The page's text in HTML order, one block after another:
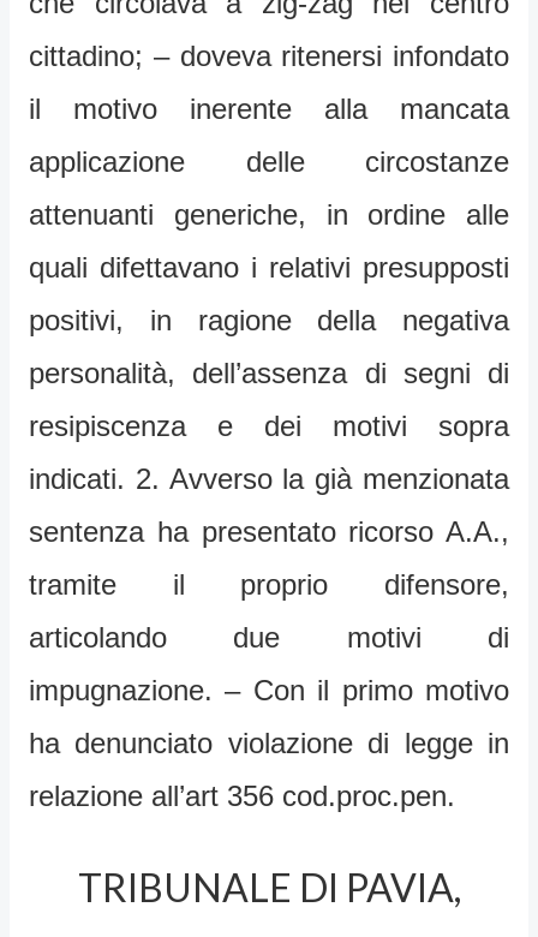
cittadino; – doveva ritenersi infondato
il motivo inerente alla mancata
applicazione delle circostanze
attenuanti generiche, in ordine alle
quali difettavano i relativi presupposti
positivi, in ragione della negativa
personalità, dell’assenza di segni di
resipiscenza e dei motivi sopra
indicati. 2. Avverso la già menzionata
sentenza ha presentato ricorso A.A.,
tramite il proprio difensore,
articolando due motivi di
impugnazione. – Con il primo motivo
ha denunciato violazione di legge in
relazione all’art 356 cod.proc.pen.
TRIBUNALE DI PAVIA,